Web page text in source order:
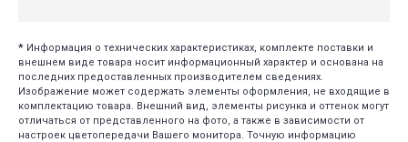
* Информация о технических характеристиках, комплекте поставки и
внешнем виде товара носит информационный характер и основана на
последних предоставленных производителем сведениях.
Изображение может содержать элементы оформления, не входящие в
комплектацию товара. Внешний вид, элементы рисунка и оттенок могут
отличаться от представленного на фото, а также в зависимости от
настроек цветопередачи Вашего монитора. Точную информацию